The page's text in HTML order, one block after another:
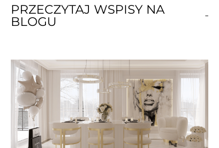
PRZECZYTAJ WSPISY NA
BLOGU